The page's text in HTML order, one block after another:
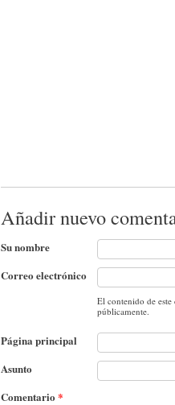
Añadir nuevo
Su nombre
Correo electrónico
El contenido de
públicamente.
Página principal
Asunto
Comentario *